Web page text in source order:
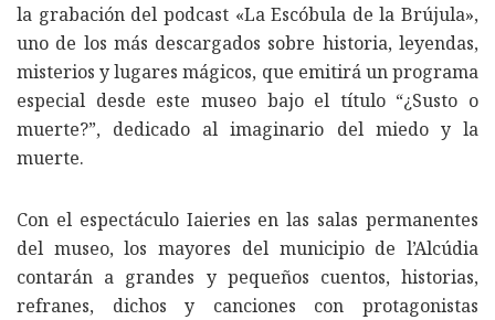
la grabación del podcast «La Escóbula de la Brújula»,
uno de los más descargados sobre historia, leyendas,
misterios y lugares mágicos, que emitirá un programa
especial desde este museo bajo el título “¿Susto o
muerte?”, dedicado al imaginario del miedo y la
muerte.
Con el espectáculo Iaieries en las salas permanentes
del museo, los mayores del municipio de l’Alcúdia
contarán a grandes y pequeños cuentos, historias,
refranes, dichos y canciones con protagonistas